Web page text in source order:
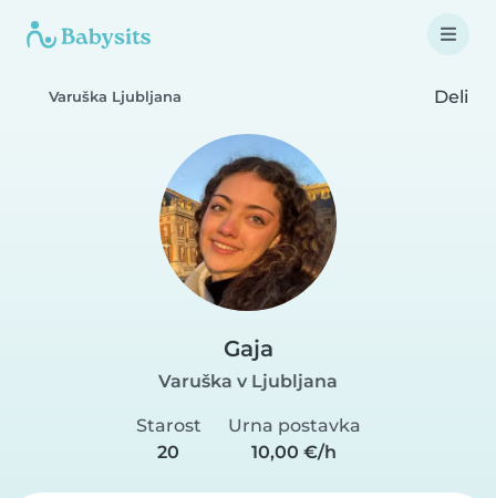
Varuška Ljubljana Deli
Gaja
Varuška v Ljubljana
Starost
20
Urna postavka
10,00 €/h